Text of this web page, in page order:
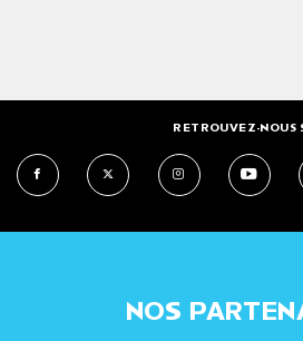
RETROUVEZ-NOUS
NOS